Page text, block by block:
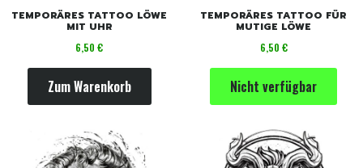
TEMPORÄRES TATTOO LÖWE
MIT UHR
Preis
6,50 €
Zum Warenkorb
TEMPORÄRES TATTOO FÜR
MUTIGE LÖWE
Preis
6,50 €
Nicht verfügbar